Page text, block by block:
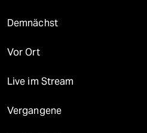
Demnächst
Vor Ort
Live im Stream
Vergangene